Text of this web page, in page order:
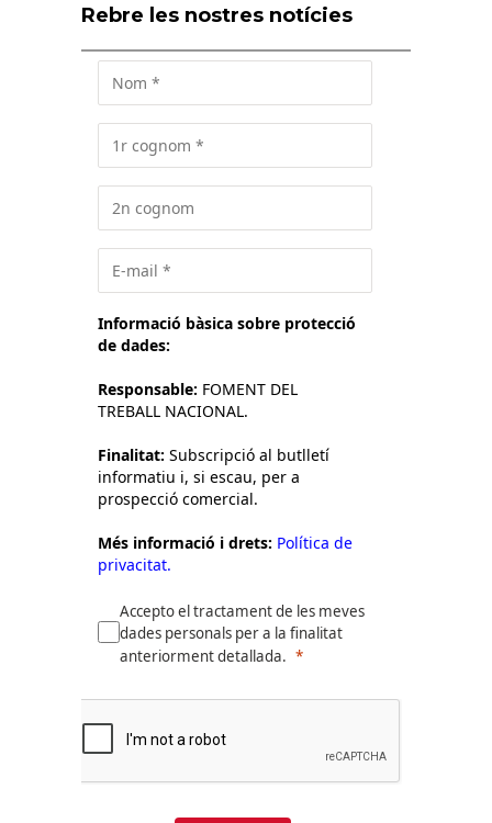
Rebre les nostres notícies
Informació bàsica sobre protecció
de dades:
Responsable: FOMENT DEL
TREBALL NACIONAL.
Finalitat: Subscripció al butlletí
informatiu i, si escau, per a
prospecció comercial.
Més informació i drets: Política de
privacitat.
Accepto el tractament de les meves
dades personals per a la finalitat
anteriorment detallada.